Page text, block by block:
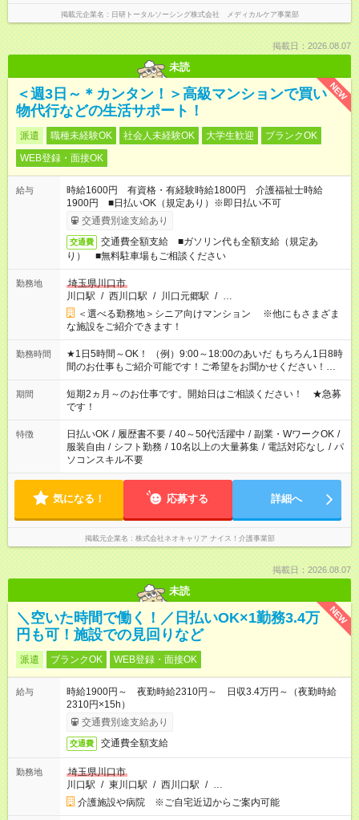
掲載元企業名 日研トータルソーシング株式会社 メディカルケア事業部
掲載日：2026.08.07
未読
NEW
＜週3日～＊カンタン！＞高級マンションで買い
物代行などの生活サポート！
派遣 職種未経験OK 社会人未経験OK 大学生歓迎
ブランクOK
WEB登録・面接OK
給与
時給1600円 有資格・有経験時給1800円 介護福祉士時給
1900円 ■日払いOK（規定あり）※即日払い不可
交通費別途支給あり
交通費
交通費全額支給 ■ガソリン代も全額支給（規定あ
り） ■無料駐車場もご相談ください
勤務地
埼玉県川口市
川口駅 / 西川口駅 / 川口元郷駅 / …
＜選べる勤務地＞シニア向けマンション ※他にもさまざま
な施設をご紹介できます！
勤務時間
★1日5時間～OK！ （例）9:00～18:00のあいだ もちろん1日8時
間のお仕事もご紹介可能です！ご希望をお聞かせください！★家
庭の都合でお休みが必要な場合も遠慮なくご相談ください。 ※
週最低15時間以上の勤務が必要です
期間
短期2ヵ月～のお仕事です。開始日はご相談ください！ ★急募
です！
特徴 日払いOK / 履歴書不要 / 40～50代活躍中 / 副業・WワークOK /
服装自由 / シフト勤務 / 10名以上の大量募集 / 電話対応なし / パ
ソコンスキル不要
気になる！ 応募する 詳細へ
掲載元企業名 株式会社ネオキャリア ナイス！介護事業部
掲載日：2026.08.07
未読
NEW
＼空いた時間で働く！／日払いOK×1勤務3.4万
円も可！施設での見回りなど
派遣 ブランクOK WEB登録・面接OK
給与
時給1900円～ 夜勤時給2310円～ 日収3.4万円～（夜勤時給
2310円×15h）
交通費別途支給あり
交通費 交通費全額支給
勤務地
埼玉県川口市
川口駅 / 東川口駅 / 西川口駅 / …
介護施設や病院 ※ご自宅近辺からご案内可能